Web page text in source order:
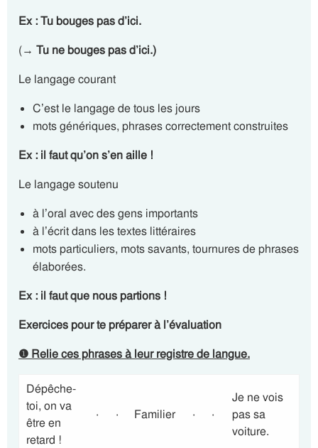
Ex : Tu bougespas d’ici.
(→ Tu ne bouges pas d’ici.)
Le langage courant
C’est le langage de tous les jours
mots génériques, phrases correctement construites
Ex : il faut qu’on s’en aille !
Le langage soutenu
à l’oral avec des gens importants
à l’écrit dans les textes littéraires
mots particuliers, mots savants, tournures de phrases
élaborées.
Ex : il faut que nous partions !
Exercices pour te préparer à l’évaluation
❶ Relie ces phrases à leur registre de langue.
Dépêche-
toi, on va
être en
retard !
· · Familier · ·
Je ne vois
pas sa
voiture.